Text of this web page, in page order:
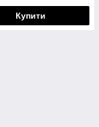
Купити